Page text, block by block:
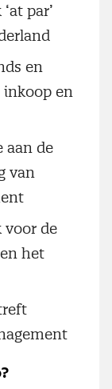
par’
en
en
aan de
van
voor de
het